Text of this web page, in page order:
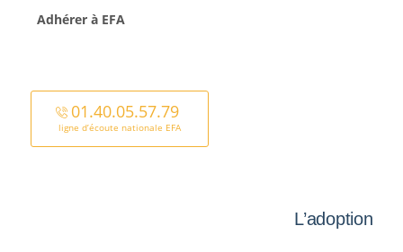
Adhérer à EFA
01.40.05.57.79
ligne d’écoute nationale EFA
L’adoption